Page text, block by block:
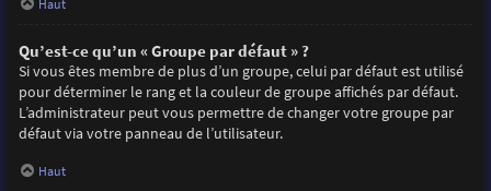
Haut
Qu’est-ce qu’un « Groupe par défaut » ?
Si vous êtes membre de plus d’un groupe, celui par défaut est utilisé
pour déterminer le rang et la couleur de groupe affichés par défaut.
L’administrateur peut vous permettre de changer votre groupe par
défaut via votre panneau de l’utilisateur.
Haut